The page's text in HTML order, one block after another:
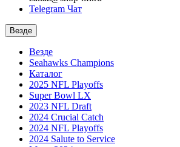
Telegram Чат
Везде
Везде
Seahawks Champions
Каталог
2025 NFL Playoffs
Super Bowl LX
2023 NFL Draft
2024 Crucial Catch
2024 NFL Playoffs
2024 Salute to Service